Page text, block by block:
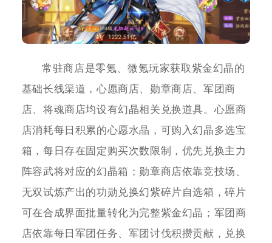
常驻商店是零氪、微氪玩家获取紫金幻晶的
基础长线渠道，心愿商店、勋章商店、军团商
店、将魂商店均设有幻晶相关兑换道具。心愿商
店消耗每日积累的心愿水晶，可购入幻晶多选宝
箱，每日存在固定购买次数限制，优先兑换主力
阵容武将对应的幻晶箱；勋章商店依靠竞技场、
无双试炼产出的功勋兑换幻紫碎片自选箱，碎片
可在合成界面批量转化为完整紫金幻晶；军团商
店依靠每日军团任务、军团讨伐积攒贡献，兑换